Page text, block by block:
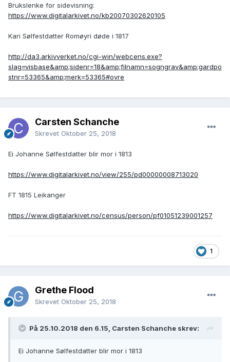
Brukslenke for sidevisning:
https://www.digitalarkivet.no/kb20070302620105
Kari Sølfestdatter Romøyri døde i 1817
http://da3.arkivverket.no/cgi-win/webcens.exe?
slag=visbase&amp;sidenr=18&amp;filnamn=sogngrav&amp;gardpo
stnr=53365&amp;merk=53365#ovre
Carsten Schanche
Skrevet Oktober 25, 2018
Ei Johanne Sølfestdatter blir mor i 1813
https://www.digitalarkivet.no/view/255/pd00000008713020
FT 1815 Leikanger
https://www.digitalarkivet.no/census/person/pf01051239001257
1
Grethe Flood
Skrevet Oktober 25, 2018
På 25.10.2018 den 6.15, Carsten Schanche skrev:
Ei Johanne Sølfestdatter blir mor i 1813